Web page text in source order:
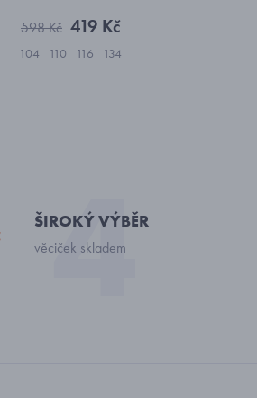
598 Kč 419 Kč
104 110 116 134
ŠIROKÝ VÝBĚR
věciček skladem